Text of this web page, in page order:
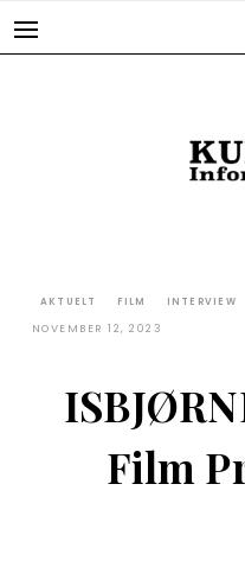
AKTUELT FILM INTERVIEW
NOVEMBER 12, 2023
Film